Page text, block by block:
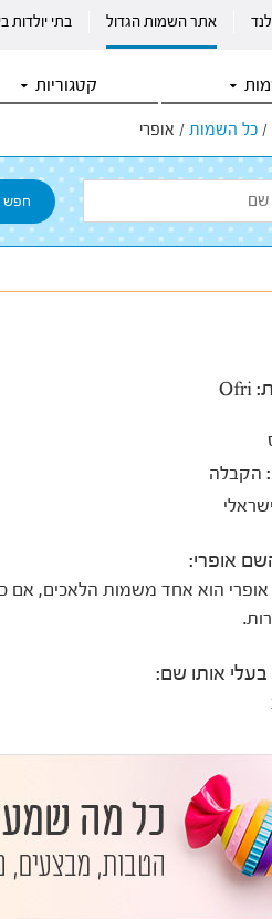
אתר השמות הגדול בתי יולדות
קטגוריות
/ כל השמות / אופרי
הקבלה
ישראלי
אופרי:
הוא אחד משמות הלאכים, אם
אותו שם: